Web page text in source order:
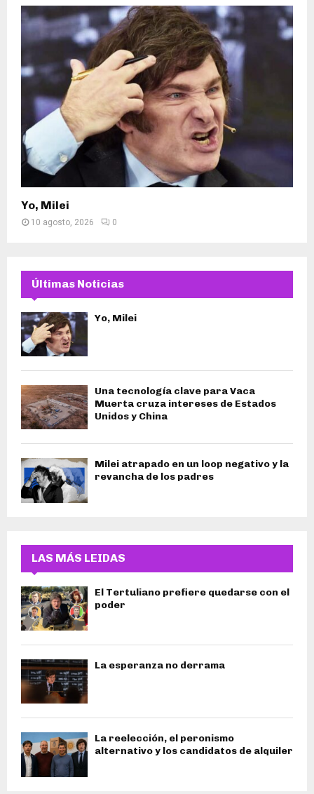
Yo, Milei
10 agosto, 2026 0
Últimas Noticias
Yo, Milei
Una tecnología clave para Vaca
Muerta cruza intereses de Estados
Unidos y China
Milei atrapado en un loop negativo y la
revancha de los padres
LAS MÁS LEIDAS
El Tertuliano prefiere quedarse con el
poder
La esperanza no derrama
La reelección, el peronismo
alternativo y los candidatos de alquiler